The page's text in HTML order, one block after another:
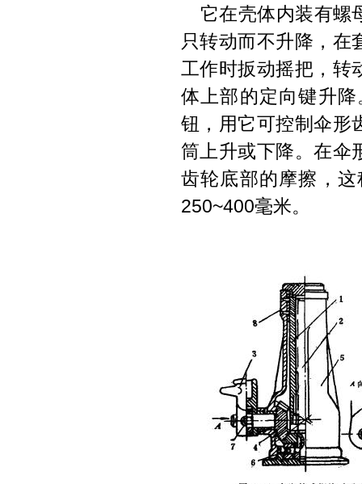
它在壳体内装有螺
只转动而不升降，在
工作时扳动摇把，转
体上部的定向键升
钮，用它可控制伞形
筒上升或下降。在伞
齿轮底部的摩擦，
250~400毫米。